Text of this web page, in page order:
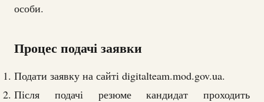
особи.
Процес подачі заявки
Подати заявку на сайті digitalteam.mod.gov.ua.
Після подачі резюме кандидат проходить